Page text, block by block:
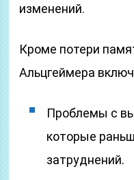
изменений.
Кроме потери
Альцгеймера
Проблемы с
которые
затруднений.